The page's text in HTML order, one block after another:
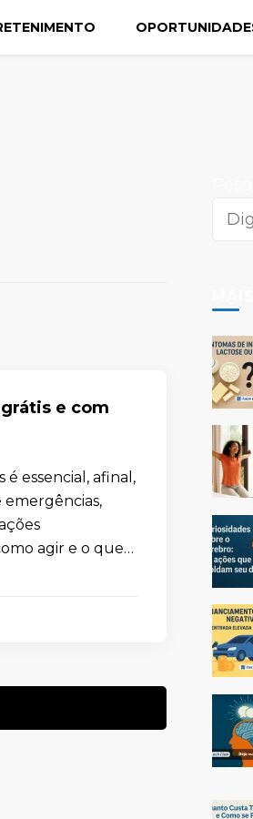
e com
essencial, afinal,
emergências,
agir e o que